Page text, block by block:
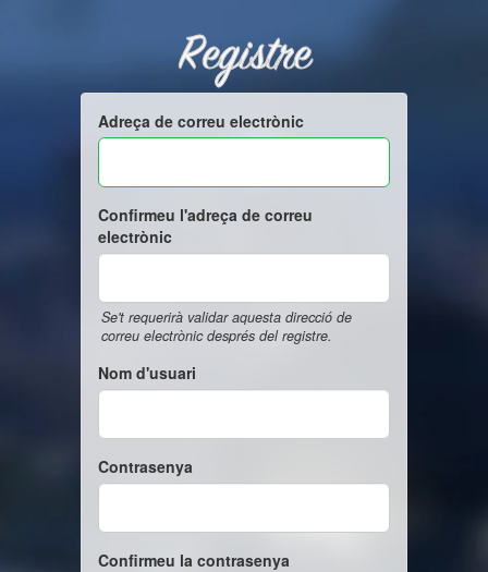
Registre
Adreça de correu electrònic
Confirmeu l'adreça de correu
electrònic
Se't requerirà validar aquesta direcció de
correu electrònic després del registre.
Nom d'usuari
Contrasenya
Confirmeu la contrasenya